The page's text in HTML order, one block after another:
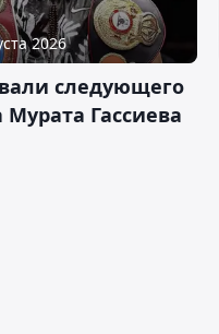
2026
следующего
Мурата Гассиева